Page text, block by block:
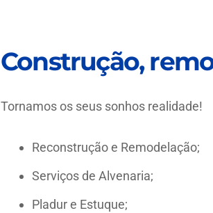
Construção,
Tornamos os seus sonhos realidade!
Reconstrução e Remodelação;
Serviços de Alvenaria;
Pladur e Estuque;